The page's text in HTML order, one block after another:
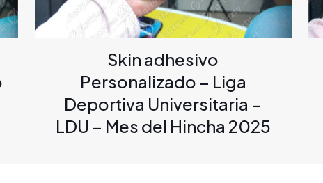
Skin adhesivo
Personalizado – Liga
Deportiva Universitaria –
LDU – Mes del Hincha 2025